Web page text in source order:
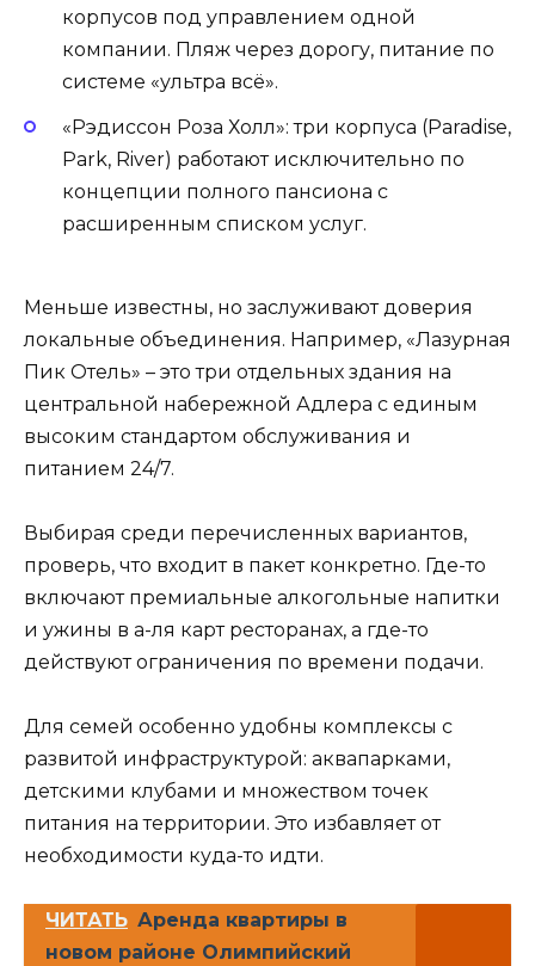
корпусов под управлением одной
компании. Пляж через дорогу, питание по
системе «ультра всё».
«Рэдиссон Роза Холл»: три корпуса (Paradise,
Park, River) работают исключительно по
концепции полного пансиона с
расширенным списком услуг.
Меньше известны, но заслуживают доверия
локальные объединения. Например, «Лазурная
Пик Отель» – это три отдельных здания на
центральной набережной Адлера с единым
высоким стандартом обслуживания и
питанием 24/7.
Выбирая среди перечисленных вариантов,
проверь, что входит в пакет конкретно. Где-то
включают премиальные алкогольные напитки
и ужины в а-ля карт ресторанах, а где-то
действуют ограничения по времени подачи.
Для семей особенно удобны комплексы с
развитой инфраструктурой: аквапарками,
детскими клубами и множеством точек
питания на территории. Это избавляет от
необходимости куда-то идти.
ЧИТАТЬ Аренда квартиры в
новом районе Олимпийский